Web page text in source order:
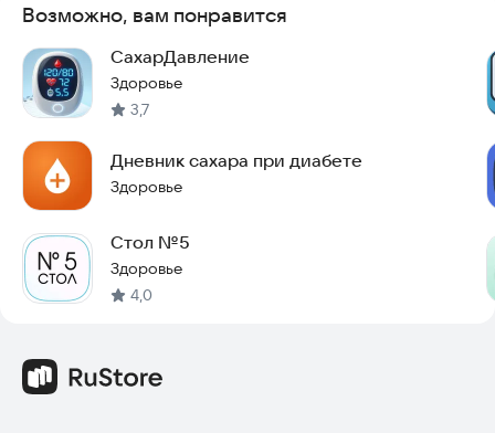
Возможно, вам понравится
СахарДавление
Здоровье
3,7
Дневник сахара при диабете
Здоровье
Стол №5
Здоровье
4,0